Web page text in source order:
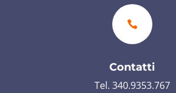

Contatti
Tel. 340.9353.767